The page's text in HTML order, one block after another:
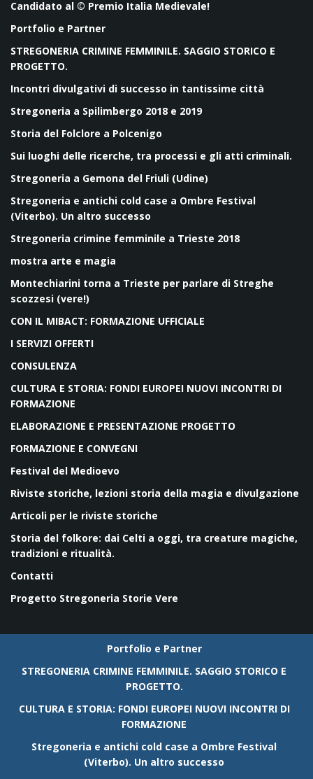
Candidato al © Premio Italia Medievale!
Portfolio e Partner
STREGONERIA CRIMINE FEMMINILE. SAGGIO STORICO E
PROGETTO.
Incontri divulgativi di successo in tantissime città
Stregoneria a Spilimbergo 2018 e 2019
Storia del Folclore a Polcenigo
Sui luoghi delle ricerche, tra processi e gli atti criminali.
Stregoneria a Gemona del Friuli (Udine)
Stregoneria e antichi cold case a Ombre Festival
(Viterbo). Un altro successo
Stregoneria crimine femminile a Trieste 2018
mostra arte e magia
Montechiarini torna a Trieste per parlare di Streghe
scozzesi (vere!)
CON IL MIBACT: FORMAZIONE UFFICIALE
I SERVIZI OFFERTI
CONSULENZA
CULTURA E STORIA: FONDI EUROPEI NUOVI INCONTRI DI
FORMAZIONE
ELABORAZIONE E PRESENTAZIONE PROGETTO
FORMAZIONE E CONVEGNI
Festival del Medioevo
Riviste storiche, lezioni storia della magia e divulgazione
Articoli per le riviste storiche
Storia del folkore: dai Celti a oggi, tra creature magiche,
tradizioni e ritualità.
Contatti
Progetto Stregoneria Storie Vere
Portfolio e Partner
STREGONERIA CRIMINE FEMMINILE. SAGGIO STORICO E
PROGETTO.
CULTURA E STORIA: FONDI EUROPEI NUOVI INCONTRI DI
FORMAZIONE
Stregoneria e antichi cold case a Ombre Festival
(Viterbo). Un altro successo